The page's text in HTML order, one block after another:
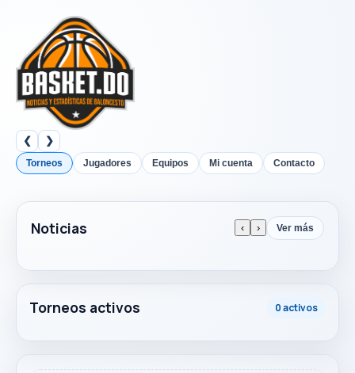
❮ ❯
Torneos Jugadores Equipos Mi cuenta Contacto
Noticias ‹ › Ver más
Torneos activos 0 activos